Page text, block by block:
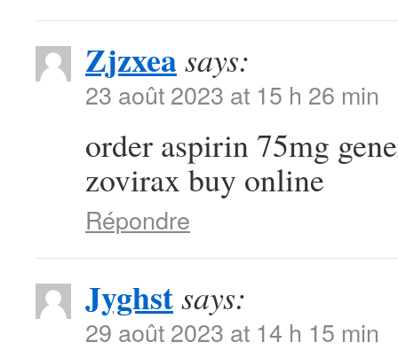
Zjzxeasays:
23 août 2023 at 15 h 26 min
order aspirin 75mg
zovirax buy online
Répondre
Jyghstsays:
29 août 2023 at 14 h 15 min